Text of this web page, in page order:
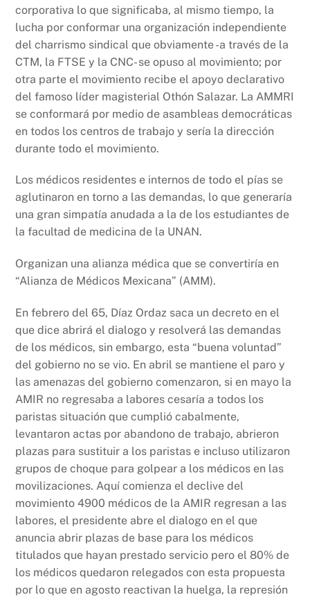
corporativa lo que significaba, al mismo tiempo, la
lucha por conformar una organización independiente
del charrismo sindical que obviamente -a través de la
CTM, la FTSE y la CNC- se opuso al movimiento; por
otra parte el movimiento recibe el apoyo declarativo
del famoso líder magisterial Othón Salazar. La AMMRI
se conformará por medio de asambleas democráticas
en todos los centros de trabajo y sería la dirección
durante todo el movimiento.
Los médicos residentes e internos de todo el pías se
aglutinaron en torno a las demandas, lo que generaría
una gran simpatía anudada a la de los estudiantes de
la facultad de medicina de la UNAN.
Organizan una alianza médica que se convertiría en
“Alianza de Médicos Mexicana” (AMM).
En febrero del 65, Díaz Ordaz saca un decreto en el
que dice abrirá el dialogo y resolverá las demandas
de los médicos, sin embargo, esta “buena voluntad”
del gobierno no se vio. En abril se mantiene el paro y
las amenazas del gobierno comenzaron, si en mayo la
AMIR no regresaba a labores cesaría a todos los
paristas situación que cumplió cabalmente,
levantaron actas por abandono de trabajo, abrieron
plazas para sustituir a los paristas e incluso utilizaron
grupos de choque para golpear a los médicos en las
movilizaciones. Aquí comienza el declive del
movimiento 4900 médicos de la AMIR regresan a las
labores, el presidente abre el dialogo en el que
anuncia abrir plazas de base para los médicos
titulados que hayan prestado servicio pero el 80% de
los médicos quedaron relegados con esta propuesta
por lo que en agosto reactivan la huelga, la represión